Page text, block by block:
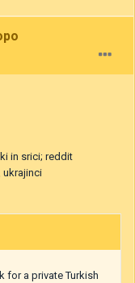
in srici; reddit
ukrajinci
for a private Turkish